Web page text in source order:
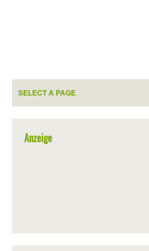
Anzeige